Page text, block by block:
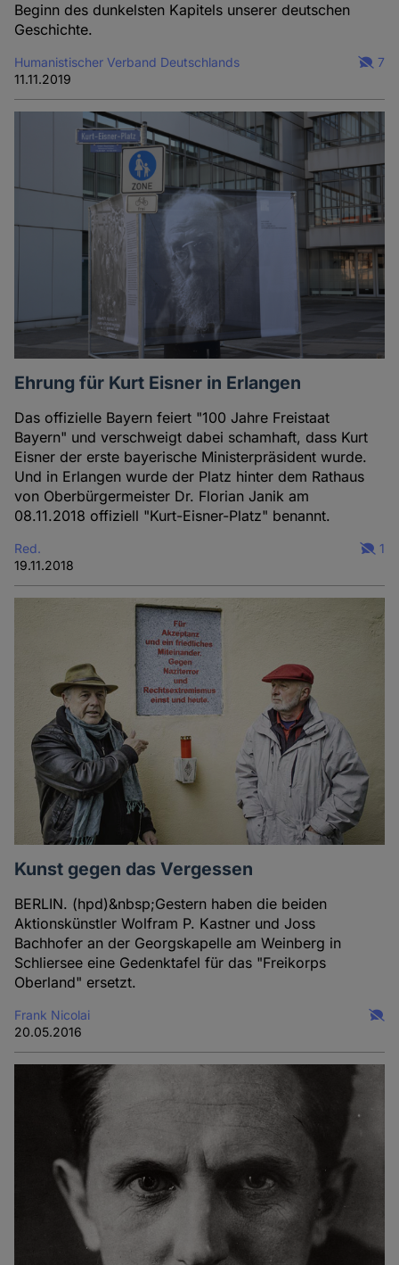
Beginn des dunkelsten Kapitels unserer deutschen
Geschichte.
Humanistischer Verband Deutschlands
11.11.2019
7
Ehrung für Kurt Eisner in Erlangen
Das offizielle Bayern feiert "100 Jahre Freistaat
Bayern" und verschweigt dabei schamhaft, dass Kurt
Eisner der erste bayerische Ministerpräsident wurde.
Und in Erlangen wurde der Platz hinter dem Rathaus
von Oberbürgermeister Dr. Florian Janik am
08.11.2018 offiziell "Kurt-Eisner-Platz" benannt.
Red.
19.11.2018
1
Kunst gegen das Vergessen
BERLIN. (hpd)&nbsp;Gestern haben die beiden
Aktionskünstler Wolfram P. Kastner und Joss
Bachhofer an der Georgskapelle am Weinberg in
Schliersee eine Gedenktafel für das "Freikorps
Oberland" ersetzt.
Frank Nicolai
20.05.2016